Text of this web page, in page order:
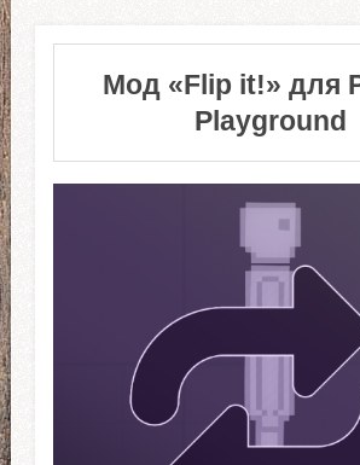
Мод «Flip it!» для
Playground